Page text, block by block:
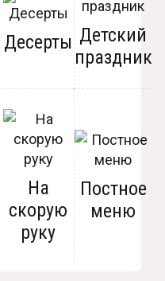
Десерты Детский
праздник
На
скорую
руку
Постное
меню